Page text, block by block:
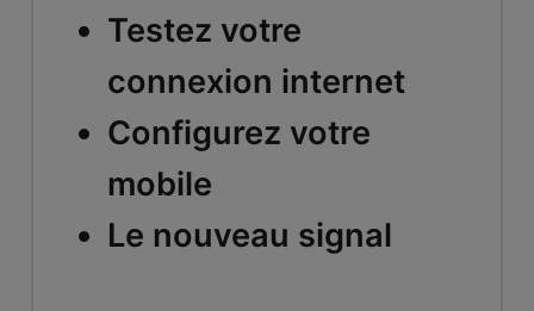
Testez votre
connexion internet
Configurez votre
mobile
Le nouveau signal